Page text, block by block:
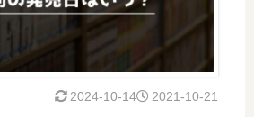
2021-10-21
2024-10-14